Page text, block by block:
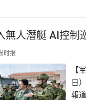
無人潛艇 AI控制
时报
【
日
報